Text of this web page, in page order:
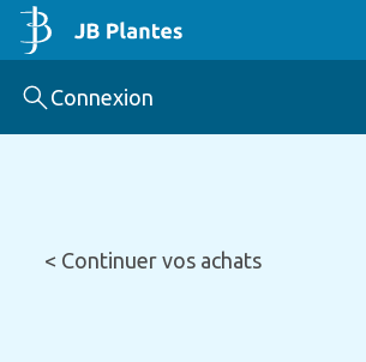
Connexion
< Continuer vos achats